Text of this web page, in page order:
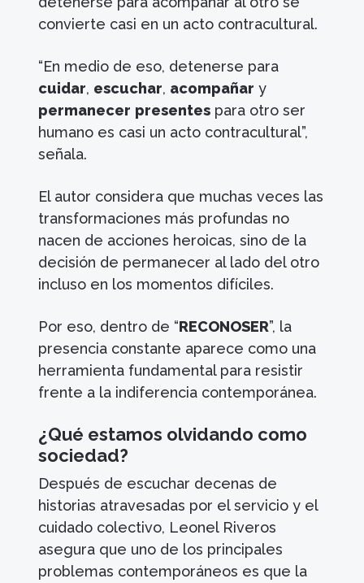
convierte casi en un acto contracultural.
“En medio de eso, detenerse para
cuidar, escuchar, acompañar y
permanecer presentes para otro ser
humano es casi un acto contracultural”,
señala.
El autor considera que muchas veces las
transformaciones más profundas no
nacen de acciones heroicas, sino de la
decisión de permanecer al lado del otro
incluso en los momentos difíciles.
Por eso, dentro de “RECONOSER”, la
presencia constante aparece como una
herramienta fundamental para resistir
frente a la indiferencia contemporánea.
¿Qué estamos olvidando como
sociedad?
Después de escuchar decenas de
historias atravesadas por el servicio y el
cuidado colectivo, Leonel Riveros
asegura que uno de los principales
problemas contemporáneos es que la